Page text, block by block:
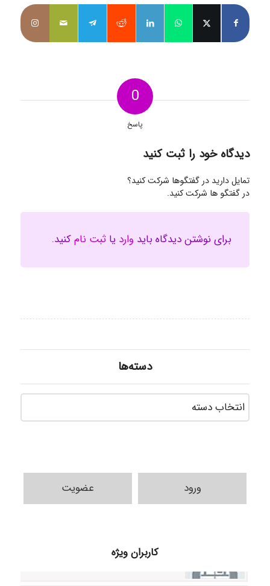
0
پاسخ
دیدگاه خود را ثبت کنید
تمایل دارید در گفتگوها شرکت کنید؟
در گفتگو ها شرکت کنید.
برای نوشتن دیدگاه باید وارد یا ثبت نامکنید.
دسته‌ها
ورود عضویت
کاربران ویژه